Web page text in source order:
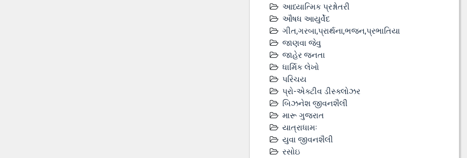
આધ્યાત્મિક પ્રશ્નોતરી
ઔષધ આયુર્વેદ
ગીત,ગરબા,પ્રાર્થના,ભજન,પ્રભાતિયા
જાણવા જેવુ
જાહેર જનતા
ધાર્મિક લેખો
પરિચય
પ્રો-એક્ટીવ ડીસ્‍ક્લોઝર
બિઝનેશ જીવનશૈલી
મારૂ ગુજરાત
યાત્રાધામઃ
યુવા જીવનશૈલી
રસોઇ